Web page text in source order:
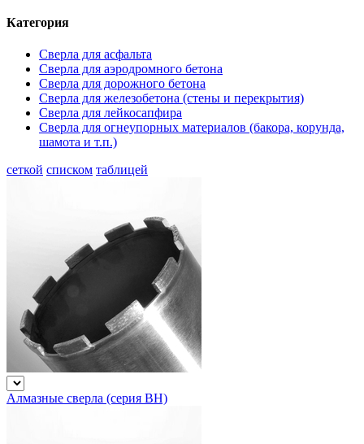
Категория
Сверла для асфальта
Сверла для аэродромного бетона
Сверла для дорожного бетона
Сверла для железобетона (стены и перекрытия)
Сверла для лейкосапфира
Сверла для огнеупорных материалов (бакора, корунда,
шамота и т.п.)
сеткой списком таблицей
Алмазные сверла (серия BH)